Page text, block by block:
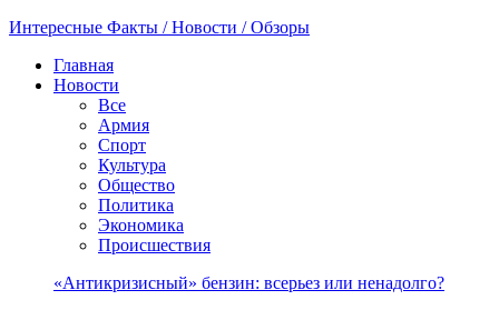
Интересные Факты / Новости / Обзоры
Главная
Новости
Все
Армия
Спорт
Культура
Общество
Политика
Экономика
Происшествия
«Антикризисный» бензин: всерьез или ненадолго?